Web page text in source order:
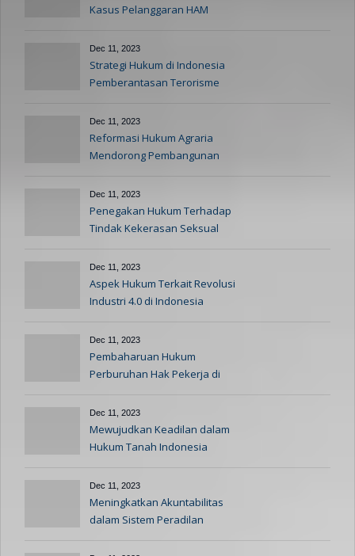
Kasus Pelanggaran HAM
Dec 11, 2023
Strategi Hukum di Indonesia
Pemberantasan Terorisme
Dec 11, 2023
Reformasi Hukum Agraria
Mendorong Pembangunan
Dec 11, 2023
Penegakan Hukum Terhadap
Tindak Kekerasan Seksual
Dec 11, 2023
Aspek Hukum Terkait Revolusi
Industri 4.0 di Indonesia
Dec 11, 2023
Pembaharuan Hukum
Perburuhan Hak Pekerja di
Dec 11, 2023
Mewujudkan Keadilan dalam
Hukum Tanah Indonesia
Dec 11, 2023
Meningkatkan Akuntabilitas
dalam Sistem Peradilan